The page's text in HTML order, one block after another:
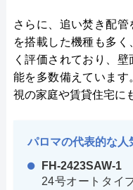
さらに、追い焚き配
を搭載した機種も多
く評価されており、
能を多数備えていま
視の家庭や賃貸住宅に
パロマの代表的な人
FH-2423SAW-1
24号オートタイ